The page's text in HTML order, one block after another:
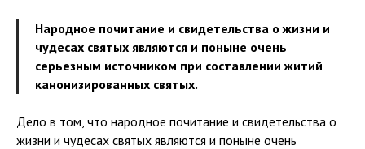
Народное почитание и свидетельства о жизни и
чудесах святых являются и поныне очень
серьезным источником при составлении житий
канонизированных святых.
Дело в том, что народное почитание и свидетельства о
жизни и чудесах святых являются и поныне очень